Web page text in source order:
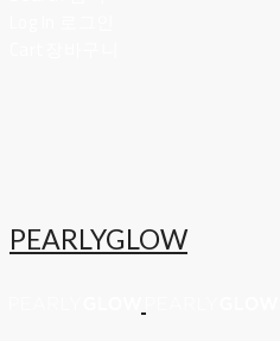
PEARLYGLOW